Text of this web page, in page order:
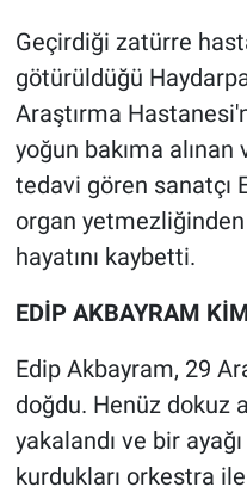
Geçirdiği zatürre
götürüldüğü
Araştırma
yoğun bakıma alınan
tedavi gören sanatçı
organ
hayatını kaybetti.
EDİP AKBAYRAM
Edip Akbayram, 29
doğdu. Henüz dokuz
yakalandı ve bir
kurdukları orkestra ile
Gün Bitiyor
Gün Ortası
Gündem Özel
Günün görüntüsü
Kimdir
Koronavirüs